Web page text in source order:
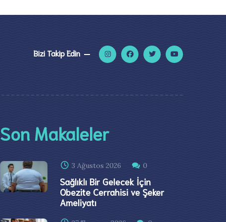
Bizi Takip Edin
Son Makaleler
3 Ağustos 2026 0
Sağlıklı Bir Gelecek İçin
Obezite Cerrahisi ve Şeker
Ameliyatı